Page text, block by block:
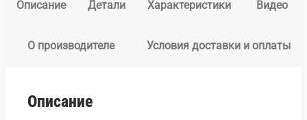
Описание Детали Характеристики Видео
О производителе Условия доставки и оплаты
Описание